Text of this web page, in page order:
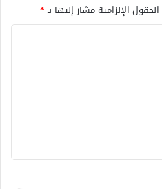
الحقول الإلزامية مشار إليها بـ*